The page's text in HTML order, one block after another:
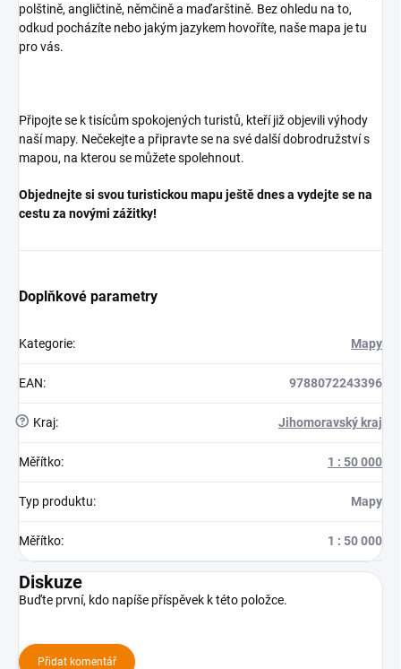
polštině, angličtině, němčině a maďarštině. Bez ohledu na to,
odkud pocházíte nebo jakým jazykem hovoříte, naše mapa je tu
pro vás.
Připojte se k tisícům spokojených turistů, kteří již objevili výhody
naší mapy. Nečekejte a připravte se na své další dobrodružství s
mapou, na kterou se můžete spolehnout.
Objednejte si svou turistickou mapu ještě dnes a vydejte se na
cestu za novými zážitky!
Doplňkové parametry
Kategorie: Mapy
EAN: 9788072243396
? Kraj: Jihomoravský kraj
Měřítko: 1 : 50 000
Typ produktu: Mapy
Měřítko: 1 : 50 000
Diskuze
Buďte první, kdo napíše příspěvek k této položce.
Přidat komentář